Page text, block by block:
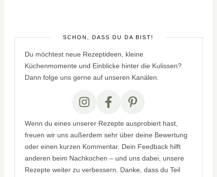
SCHÖN, DASS DU DA BIST!
Du möchtest neue Rezeptideen, kleine
Küchenmomente und Einblicke hinter die Kulissen?
Dann folge uns gerne auf unseren Kanälen.
Wenn du eines unserer Rezepte ausprobiert hast,
freuen wir uns außerdem sehr über deine Bewertung
oder einen kurzen Kommentar. Dein Feedback hilft
anderen beim Nachkochen – und uns dabei, unsere
Rezepte weiter zu verbessern. Danke, dass du Teil